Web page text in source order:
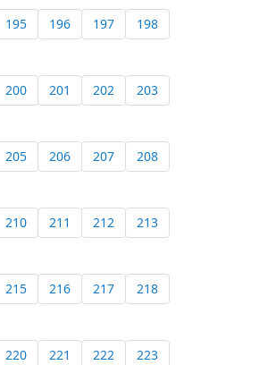
195 196 197 198
200 201 202 203
205 206 207 208
210 211 212 213
215 216 217 218
220 221 222 223